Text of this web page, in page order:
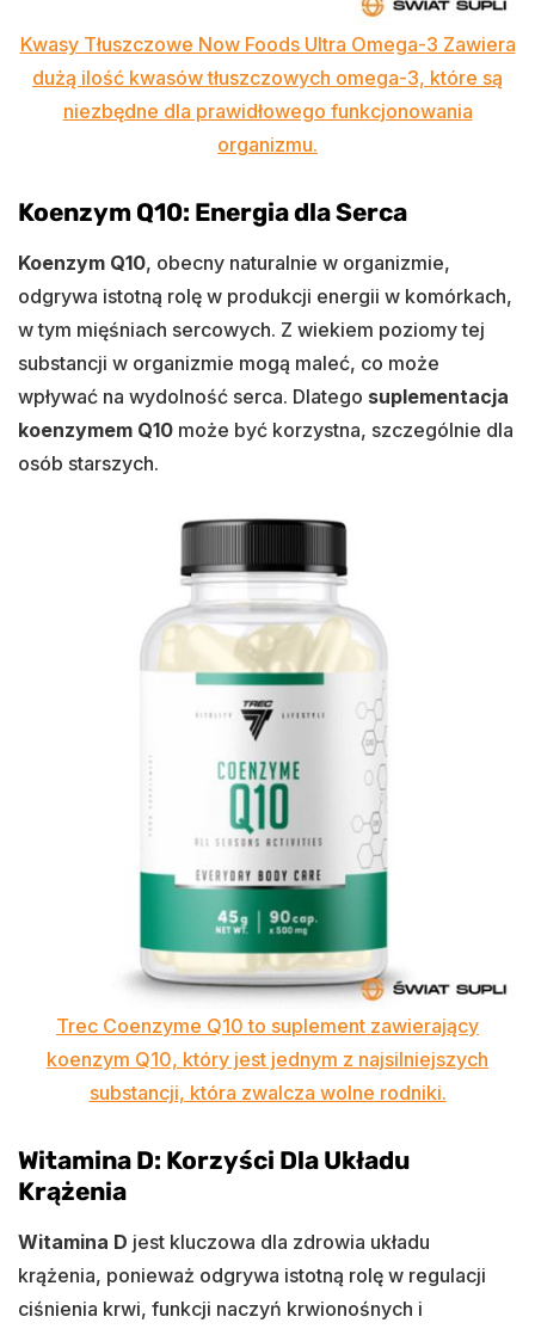
Kwasy Tłuszczowe Now Foods Ultra Omega-3 Zawiera
dużą ilość kwasów tłuszczowych omega-3, które są
niezbędne dla prawidłowego funkcjonowania
organizmu.
Koenzym Q10: Energia dla Serca
Koenzym Q10, obecny naturalnie w organizmie,
odgrywa istotną rolę w produkcji energii w komórkach,
w tym mięśniach sercowych. Z wiekiem poziomy tej
substancji w organizmie mogą maleć, co może
wpływać na wydolność serca. Dlatego suplementacja
koenzymem Q10 może być korzystna, szczególnie dla
osób starszych.
Trec Coenzyme Q10 to suplement zawierający
koenzym Q10, który jest jednym z najsilniejszych
substancji, która zwalcza wolne rodniki.
Witamina D: Korzyści Dla Układu
Krążenia
Witamina D jest kluczowa dla zdrowia układu
krążenia, ponieważ odgrywa istotną rolę w regulacji
ciśnienia krwi, funkcji naczyń krwionośnych i